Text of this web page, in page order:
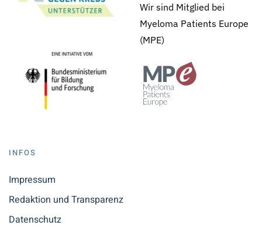
Wir sind Mitglied bei
Myeloma Patients Europe
(MPE)
INFOS
Impressum
Redaktion und Transparenz
Datenschutz